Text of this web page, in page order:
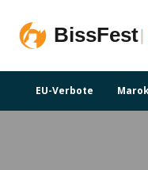
EU-Verbote